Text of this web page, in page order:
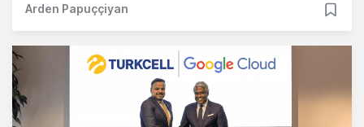
Arden Papuççiyan